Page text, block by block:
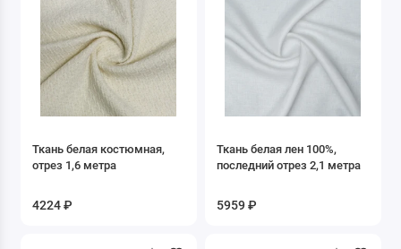
Ткань белая костюмная,
отрез 1,6 метра
4224 ₽
Ткань белая лен 100%,
последний отрез 2,1 метра
5959 ₽